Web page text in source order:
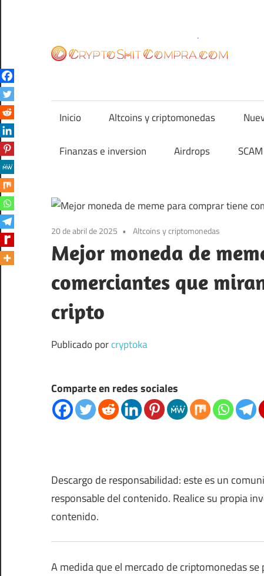
Inicio Altcoins y criptomonedas
Finanzas e inversion Airdrops
20 de abril de 2025 Altcoins y criptomonedas
Mejor moneda de
comerciantes que
cripto
Publicado porcryptoka
Comparte en redes sociales
Descargo de responsabilidad: este es un
responsable del contenido. Realice su propia
contenido.
A medida que el mercado de criptomonedas